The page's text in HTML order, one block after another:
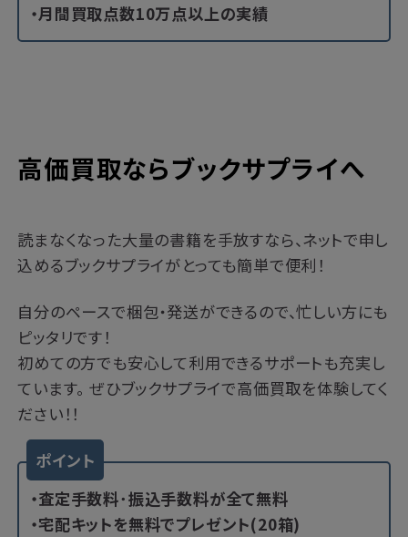
・月間買取点数10万点以上の実績
高価買取ならブックサプライへ
読まなくなった大量の書籍を手放すなら、ネットで申し
込めるブックサプライがとっても簡単で便利！
自分のペースで梱包・発送ができるので、忙しい方にも
ピッタリです！
初めての方でも安心して利用できるサポートも充実し
ています。 ぜひブックサプライで高価買取を体験してく
ださい！！
ポイント
・査定手数料･振込手数料が全て無料
・宅配キットを無料でプレゼント(20箱)